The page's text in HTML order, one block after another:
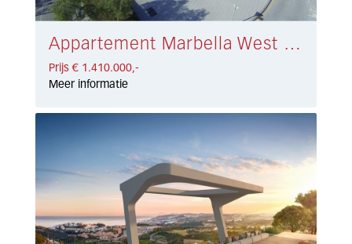
Appartement Marbella West € 1.410.000,-
Prijs € 1.410.000,-
Meer informatie